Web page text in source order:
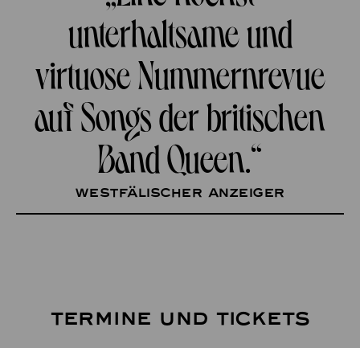
unterhaltsame und
virtuose Nummernrevue
auf Songs der britischen
Band Queen.“
Westfälischer Anzeiger
TERMINE UND TICKETS